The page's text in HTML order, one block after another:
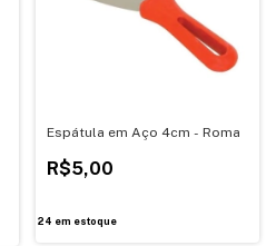
Espátula em Aço 4cm - Roma
R$5,00
24 em estoque